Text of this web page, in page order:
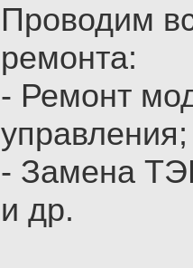
Проводим
ремонта:
- Ремонт
управления;
- Замена
и др.